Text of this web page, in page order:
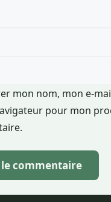
mon nom, mon e-
pour mon